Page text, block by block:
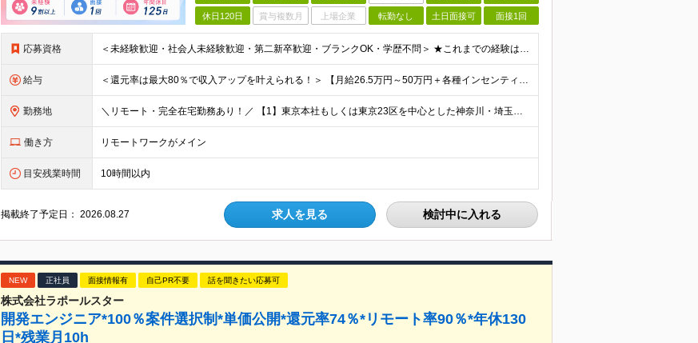
休日120日 賞与複数月 上場企業 転勤なし 土日面接可 面接1回
応募資格 ＜未経験歓迎・社会人未経験歓迎・第二新卒歓迎・ブランクOK・学歴不問＞ ★これまでの経験は一切不問！ ★人柄重視の採用を行っています！ ★95％が未経験スタート！ 知識や経験がなくても、入社後に学べる
給与 ＜還元率は最大80％で収入アップを叶えられる！＞ 【月給26.5万円～50万円＋各種インセンティブ】 ★プロジェクトデビュー後は月給UP！ ＊＊＊ ■月給26.5万円～50万円＋賞与＋インセンティ
勤務地 ＼リモート・完全在宅勤務あり！／ 【1】東京本社もしくは東京23区を中心とした神奈川・埼玉・千葉エリアの各プロジェクト先 【2】大阪を中心とした京都・兵庫・滋賀・奈良・和歌山エリアの各プロジェクト先
働き方 リモートワークがメイン
目安残業時間 10時間以内
掲載終了予定日：2026.08.27 求人を見る 検討中に入れる
NEW 正社員 面接情報有 自己PR不要 話を聞きたい応募可
株式会社ラポールスター
開発エンジニア*100％案件選択制*単価公開*還元率74％*リモート率90％*年休130
日*残業月10h